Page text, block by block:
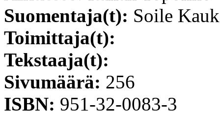
Suomentaja(t): Soile
Toimittaja(t):
Tekstaaja(t):
Sivumäärä: 256
ISBN: 951-32-0083-3